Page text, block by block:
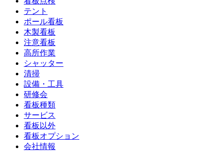
テント
ポール看板
木製看板
注意看板
高所作業
シャッター
清掃
設備・工具
研修会
看板種類
サービス
看板以外
看板オプション
会社情報